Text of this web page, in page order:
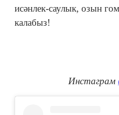
исәнлек-саулык, озын
калабыз!
Инстаграм